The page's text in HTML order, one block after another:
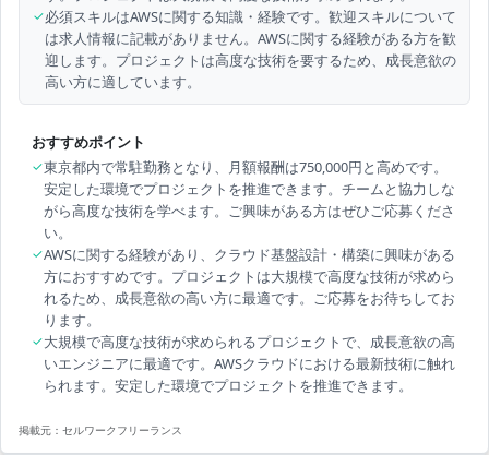
✓必須スキルはAWSに関する知識・経験です。歓迎スキルについて
は求人情報に記載がありません。AWSに関する経験がある方を歓
迎します。プロジェクトは高度な技術を要するため、成長意欲の
高い方に適しています。
おすすめポイント
✓東京都内で常駐勤務となり、月額報酬は750,000円と高めです。
安定した環境でプロジェクトを推進できます。チームと協力しな
がら高度な技術を学べます。ご興味がある方はぜひご応募くださ
い。
✓AWSに関する経験があり、クラウド基盤設計・構築に興味がある
方におすすめです。プロジェクトは大規模で高度な技術が求めら
れるため、成長意欲の高い方に最適です。ご応募をお待ちしてお
ります。
✓大規模で高度な技術が求められるプロジェクトで、成長意欲の高
いエンジニアに最適です。AWSクラウドにおける最新技術に触れ
られます。安定した環境でプロジェクトを推進できます。
掲載元： セルワークフリーランス